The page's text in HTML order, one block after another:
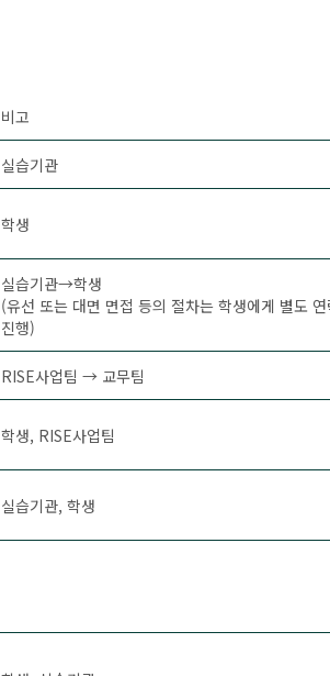
비고
실습기관
학생
실습기관→학생
(유선 또는 대면 면접 등의 절차는 학생에게 별도 연
진행)
RISE사업팀 → 교무팀
학생, RISE사업팀
실습기관, 학생